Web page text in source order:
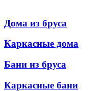
Дома из бруса
Каркасные дома
Бани из бруса
Каркасные бани